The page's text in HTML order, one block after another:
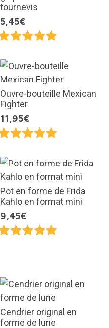
tournevis
5,45€
Ouvre-bouteille Mexican
Fighter
11,95€
Pot en forme de Frida
Kahlo en format mini
9,45€
Cendrier original en
forme de lune